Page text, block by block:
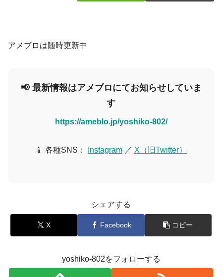
アメブロは随時更新中
📢 最新情報はアメブロにてお知らせしていま
す
https://ameblo.jp/yoshiko-802/
📱 各種SNS： Instagram ／ X（旧Twitter）
シェアする
X Facebook コピー
yoshiko-802をフォローする